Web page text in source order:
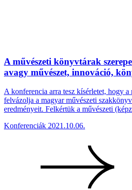
A művészeti könyvtárak
avagy művészet, innováció,
A konferencia arra tesz kísérletet, hogy
felvázolja a magyar művészeti
eredményeit. Felkértük a művészeti
Konferenciák 2021.10.06.